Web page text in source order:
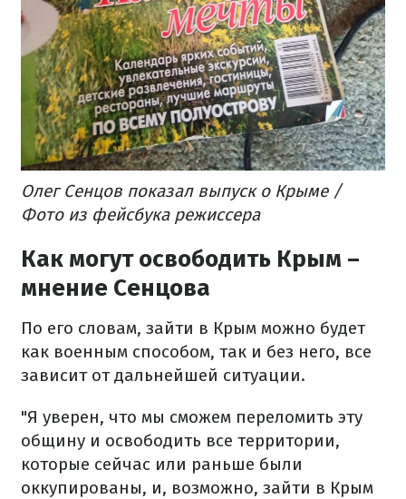
Олег Сенцов показал выпуск о Крыме /
Фото из фейсбука режиссера
Как могут освободить Крым –
мнение Сенцова
По его словам, зайти в Крым можно будет
как военным способом, так и без него, все
зависит от дальнейшей ситуации.
"Я уверен, что мы сможем переломить эту
общину и освободить все территории,
которые сейчас или раньше были
оккупированы, и, возможно, зайти в Крым